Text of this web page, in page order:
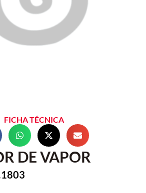
FICHA TÉCNICA
DE VAPOR